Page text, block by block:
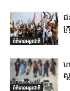
ព័ត៌មានអន្តរជាតិ
ជ
ក្
ព័ត៌មានអន្តរជាតិ
ភ
ស្